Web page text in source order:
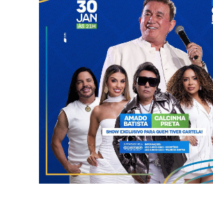
medicação própria, com 27 ocorrências,
tosse (17), crise de ansiedade (15), cefaleia
(15), pneumonia (12) e diarreia (10).
O hospital também atendeu 14 vítimas de
durante o plantão. Desse total, 11
motocicletas e três automóveis. Muitos
necessitaram de avaliação médica
acompanhamento hospitalar. Ao longo do
pessoas precisaram ser internadas para
tratamento e observação clínica.